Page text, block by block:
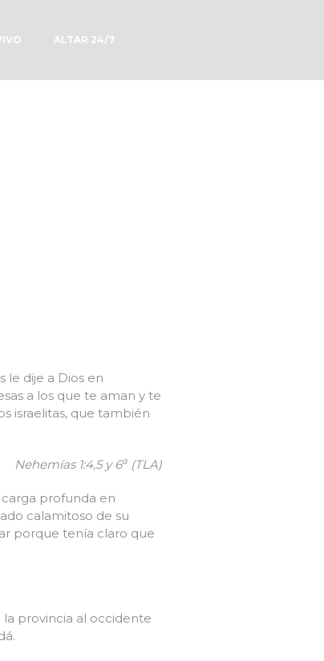
ALTAR 24/7
le dije a Dios en
a los que te aman y te
israelitas, que también
Nehemías 1:4,5 y 6a (TLA)
profunda en
calamitoso de su
porque tenía claro que
provincia al occidente